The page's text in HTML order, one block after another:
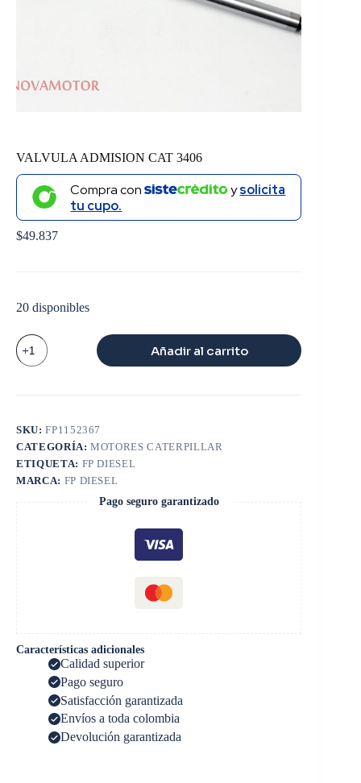
VALVULA ADMISION CAT 3406
Compra con ysolicita
tu cupo.
$49.837
20 disponibles
VALVULA
ADMISION
CAT
Añadir al carrito
SKU:FP1152367
CATEGORÍA:MOTORES CATERPILLAR
ETIQUETA: FP DIESEL
MARCA: FP DIESEL
Pago seguro garantizado
Características adicionales
Calidad superior
Pago seguro
Satisfacción garantizada
Envíos a toda colombia
Devolución garantizada